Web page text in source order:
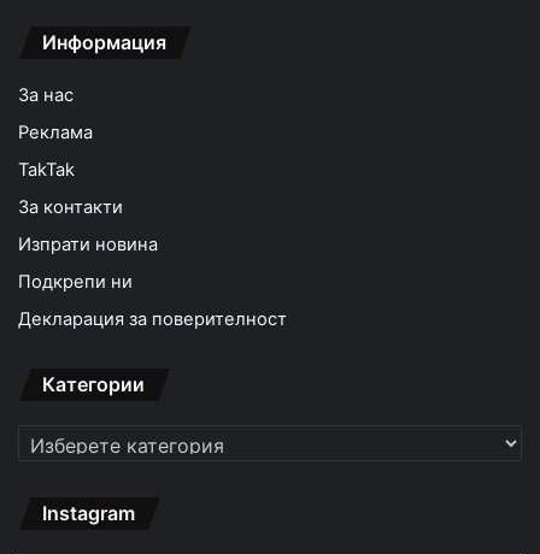
Информация
За нас
Реклама
TakTak
За контакти
Изпрати новина
Подкрепи ни
Декларация за поверителност
Категории
Категории
Instagram